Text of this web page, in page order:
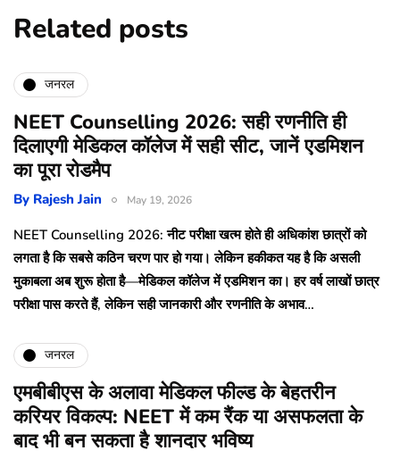
Related posts
जनरल
NEET Counselling 2026: सही रणनीति ही
दिलाएगी मेडिकल कॉलेज में सही सीट, जानें एडमिशन
का पूरा रोडमैप
By Rajesh Jain May 19, 2026
NEET Counselling 2026: नीट परीक्षा खत्म होते ही अधिकांश छात्रों को
लगता है कि सबसे कठिन चरण पार हो गया। लेकिन हकीकत यह है कि असली
मुकाबला अब शुरू होता है—मेडिकल कॉलेज में एडमिशन का। हर वर्ष लाखों छात्र
परीक्षा पास करते हैं, लेकिन सही जानकारी और रणनीति के अभाव…
जनरल
एमबीबीएस के अलावा मेडिकल फील्ड के बेहतरीन
करियर विकल्प: NEET में कम रैंक या असफलता के
बाद भी बन सकता है शानदार भविष्य